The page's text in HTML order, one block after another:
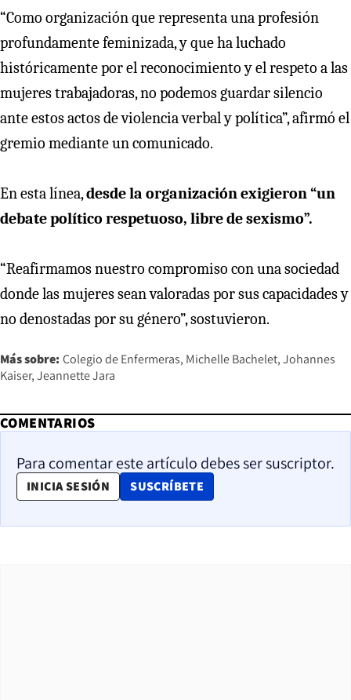
“Como organización que representa una profesión
profundamente feminizada, y que ha luchado
históricamente por el reconocimiento y el respeto a las
mujeres trabajadoras, no podemos guardar silencio
ante estos actos de violencia verbal y política”, afirmó el
gremio mediante un comunicado.
En esta línea,desde la organización exigieron “un
debate político respetuoso, libre de sexismo”.
“Reafirmamos nuestro compromiso con una sociedad
donde las mujeres sean valoradas por sus capacidades y
no denostadas por su género”, sostuvieron.
Más sobre: Colegio de Enfermeras Michelle Bachelet Johannes
Kaiser Jeannette Jara
COMENTARIOS
Para comentar este artículo debes ser suscriptor.
INICIA SESIÓN SUSCRÍBETE
OPENS IN NEW WINDOW